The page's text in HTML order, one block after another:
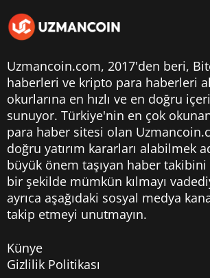
Uzmancoin.com, 2017'den beri,
haberleri ve kripto para haberleri
okurlarına en hızlı ve en doğru
sunuyor. Türkiye'nin en çok
para haber sitesi olan
doğru yatırım kararları alabilmek
büyük önem taşıyan haber takibini
bir şekilde mümkün kılmayı
ayrıca aşağıdaki sosyal medya
takip etmeyi unutmayın.
Künye
Gizlilik Politikası